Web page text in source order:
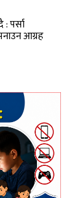
पर्सा
आग्रह